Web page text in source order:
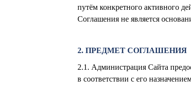
путём конкретного активного
Соглашения не является
2. ПРЕДМЕТ СОГЛАШЕНИЯ
2.1. Администрация Сайта
в соответствии с его